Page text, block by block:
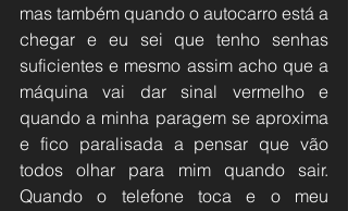
mas também quando o autocarro está a
chegar e eu sei que tenho senhas
suficientes e mesmo assim acho que a
máquina vai dar sinal vermelho e
quando a minha paragem se aproxima
e fico paralisada a pensar que vão
todos olhar para mim quando sair.
Quando o telefone toca e o meu